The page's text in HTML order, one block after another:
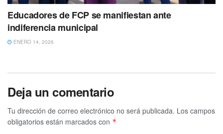
Educadores de FCP se manifiestan ante
indiferencia municipal
ENERO 14, 2026
Deja un comentario
Tu dirección de correo electrónico no será publicada. Los campos
obligatorios están marcados con *